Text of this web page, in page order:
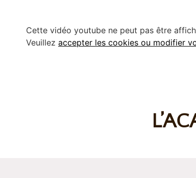
Cette vidéo youtube ne peut pas être
Veuillez accepter les cookies ou modifier